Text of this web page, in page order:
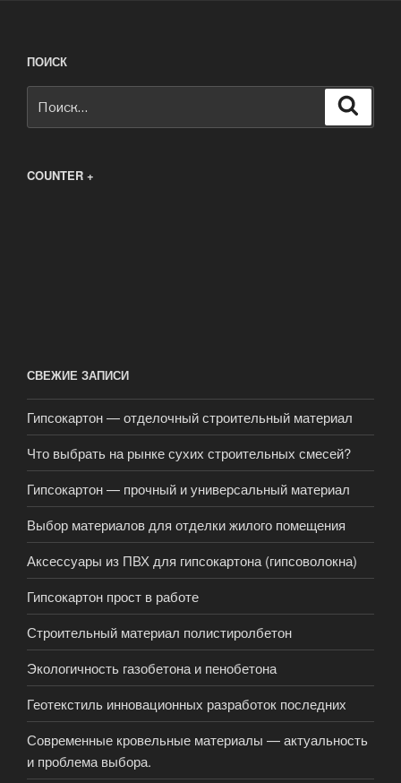
ПОИСК
COUNTER +
СВЕЖИЕ ЗАПИСИ
Гипсокартон — отделочный строительный материал
Что выбрать на рынке сухих строительных смесей?
Гипсокартон — прочный и универсальный материал
Выбор материалов для отделки жилого помещения
Аксессуары из ПВХ для гипсокартона (гипсоволокна)
Гипсокартон прост в работе
Строительный материал полистиролбетон
Экологичность газобетона и пенобетона
Геотекстиль инновационных разработок последних
Современные кровельные материалы — актуальность
и проблема выбора.